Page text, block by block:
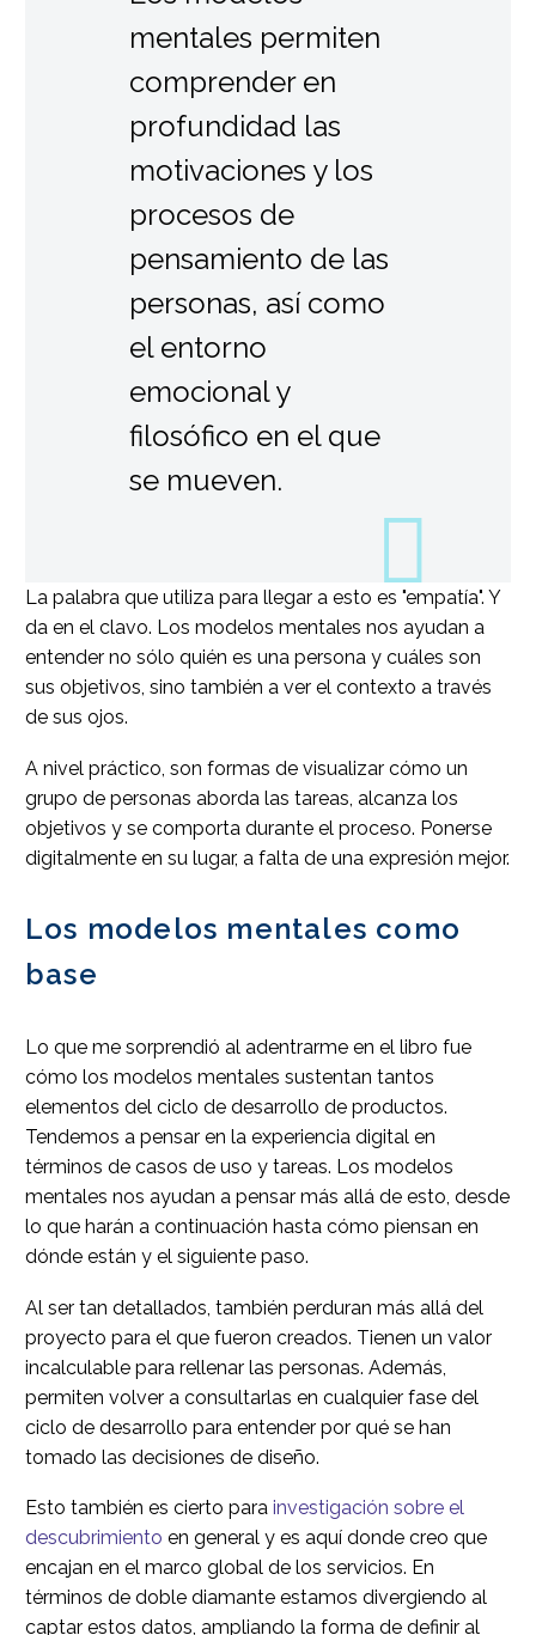
mentales permiten
comprender en
profundidad las
motivaciones y los
procesos de
pensamiento de las
personas, así como
el entorno
emocional y
filosófico en el que
se mueven.
La palabra que utiliza para llegar a esto es "empatía". Y
da en el clavo. Los modelos mentales nos ayudan a
entender no sólo quién es una persona y cuáles son
sus objetivos, sino también a ver el contexto a través
de sus ojos.
A nivel práctico, son formas de visualizar cómo un
grupo de personas aborda las tareas, alcanza los
objetivos y se comporta durante el proceso. Ponerse
digitalmente en su lugar, a falta de una expresión mejor.
Los modelos mentales como
base
Lo que me sorprendió al adentrarme en el libro fue
cómo los modelos mentales sustentan tantos
elementos del ciclo de desarrollo de productos.
Tendemos a pensar en la experiencia digital en
términos de casos de uso y tareas. Los modelos
mentales nos ayudan a pensar más allá de esto, desde
lo que harán a continuación hasta cómo piensan en
dónde están y el siguiente paso.
Al ser tan detallados, también perduran más allá del
proyecto para el que fueron creados. Tienen un valor
incalculable para rellenar las personas. Además,
permiten volver a consultarlas en cualquier fase del
ciclo de desarrollo para entender por qué se han
tomado las decisiones de diseño.
Esto también es cierto para investigación sobre el
descubrimiento en general y es aquí donde creo que
encajan en el marco global de los servicios. En
términos de doble diamante estamos divergiendo al
captar estos datos, ampliando la forma de definir al